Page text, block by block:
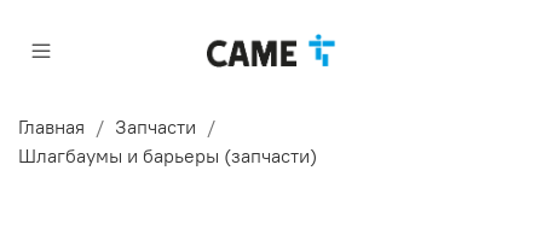
Главная
Запчасти
Шлагбаумы и барьеры (запчасти)